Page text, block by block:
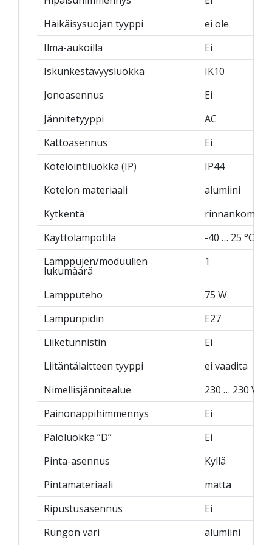
Häikäisysuojan tyyppi
ei ole
Ilma-aukoilla
Ei
Iskunkestävyysluokka
IK10
Jonoasennus
Ei
Jännitetyyppi
AC
Kattoasennus
Ei
Kotelointiluokka (IP)
IP44
Kotelon materiaali
alumiini
Kytkentä
Käyttölämpötila
-40 … 25 °C
Lamppujen/moduulien
lukumäärä
1
Lampputeho
75 W
Lampunpidin
E27
Liiketunnistin
Ei
Liitäntälaitteen tyyppi
ei vaadita
Nimellisjännitealue
230 … 230 V
Painonappihimmennys
Ei
Paloluokka ”D”
Ei
Pinta-asennus
Kyllä
Pintamateriaali
matta
Ripustusasennus
Ei
Rungon väri
alumiini